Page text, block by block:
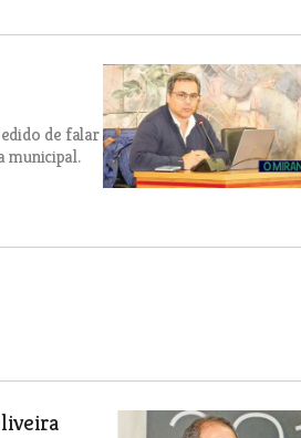
de falar
municipal.